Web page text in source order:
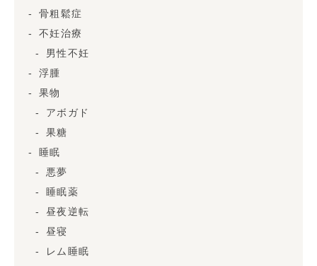
骨粗鬆症
不妊治療
男性不妊
浮腫
果物
アボガド
果糖
睡眠
悪夢
睡眠薬
昼夜逆転
昼寝
レム睡眠